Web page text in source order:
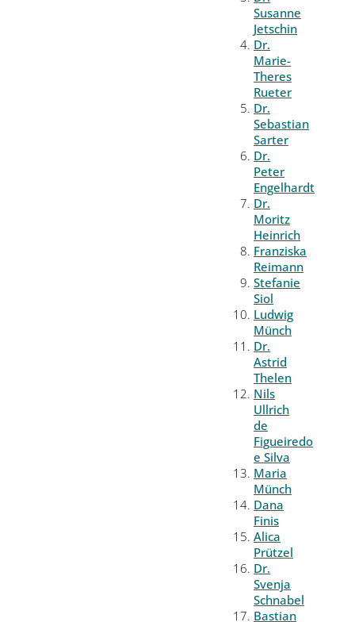
Susanne
Jetschin
Dr.
Marie-
Theres
Rueter
Dr.
Sebastian
Sarter
Dr.
Peter
Engelhardt
Dr.
Moritz
Heinrich
Franziska
Reimann
Stefanie
Siol
Ludwig
Münch
Dr.
Astrid
Thelen
Nils
Ullrich
de
Figueiredo
e Silva
Maria
Münch
Dana
Finis
Alica
Prützel
Dr.
Svenja
Schnabel
Bastian